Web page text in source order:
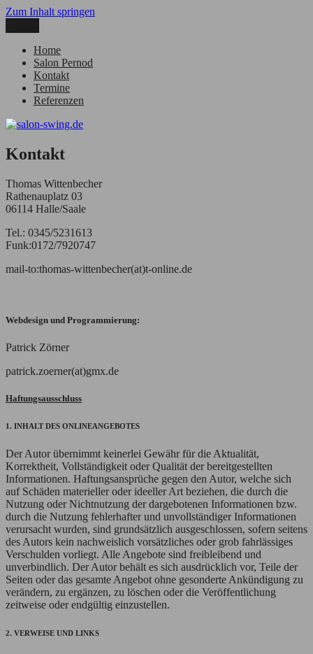
Zum Inhalt springen
salon-swing.de
swing. latin. lounge.
Home
Salon Pernod
Kontakt
Termine
Referenzen
Kontakt
Thomas Wittenbecher
Rathenauplatz 03
06114 Halle/Saale
Tel.: 0345/5231613
Funk:0172/7920747
mail-to:thomas-wittenbecher(at)t-online.de
Webdesign und Programmierung:
Patrick Zörner
patrick.zoerner(at)gmx.de
Haftungsausschluss
1. INHALT DES ONLINEANGEBOTES
Der Autor übernimmt keinerlei Gewähr für die Aktualität,
Korrektheit, Vollständigkeit oder Qualität der bereitgestellten
Informationen. Haftungsansprüche gegen den Autor, welche sich
auf Schäden materieller oder ideeller Art beziehen, die durch die
Nutzung oder Nichtnutzung der dargebotenen Informationen bzw.
durch die Nutzung fehlerhafter und unvollständiger Informationen
verursacht wurden, sind grundsätzlich ausgeschlossen, sofern seitens
des Autors kein nachweislich vorsätzliches oder grob fahrlässiges
Verschulden vorliegt. Alle Angebote sind freibleibend und
unverbindlich. Der Autor behält es sich ausdrücklich vor, Teile der
Seiten oder das gesamte Angebot ohne gesonderte Ankündigung zu
verändern, zu ergänzen, zu löschen oder die Veröffentlichung
zeitweise oder endgültig einzustellen.
2. VERWEISE UND LINKS